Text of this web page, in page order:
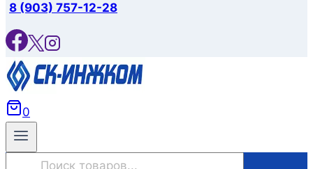
8 (903) 757-12-28
0